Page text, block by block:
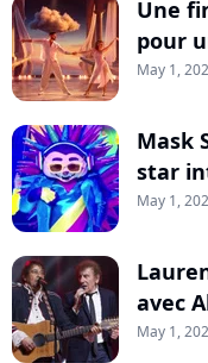
Une
pour
May 1,
Mask
star
May 1,
avec
May 1,